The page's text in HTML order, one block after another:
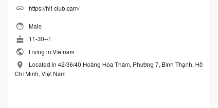
https://hit-club.cam/
Male
11-30--1
Living in Vietnam
Located in 42/36/40 Hoàng Hoa Thám, Phường 7, Bình Thạnh, Hồ
Chí Minh, Việt Nam